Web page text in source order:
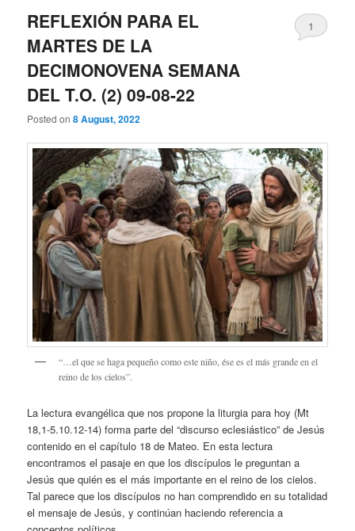
REFLEXIÓN PARA EL
MARTES DE LA
DECIMONOVENA SEMANA
DEL T.O. (2) 09-08-22
Posted on8 August, 2022
1
“…el que se haga pequeño como este niño, ése es el más grande en el
reino de los cielos”.
La lectura evangélica que nos propone la liturgia para hoy (Mt
18,1-5.10.12-14) forma parte del “discurso eclesiástico” de Jesús
contenido en el capítulo 18 de Mateo. En esta lectura
encontramos el pasaje en que los discípulos le preguntan a
Jesús que quién es el más importante en el reino de los cielos.
Tal parece que los discípulos no han comprendido en su totalidad
el mensaje de Jesús, y continúan haciendo referencia a